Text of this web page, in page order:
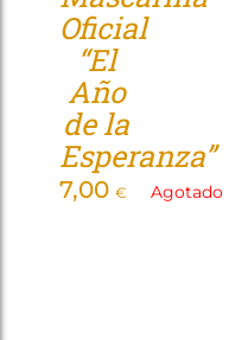
Oficial
“El
Año
de la
Esperanza”
7,00 € Agotado